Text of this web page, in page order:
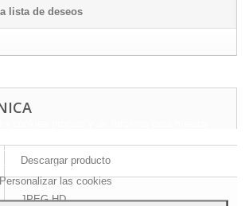
lista de deseos
Descargar producto
JPEG HD
el análisis de sus hábitos de navegación.
sobre su uso pulse el botón Acepto.
las cookies